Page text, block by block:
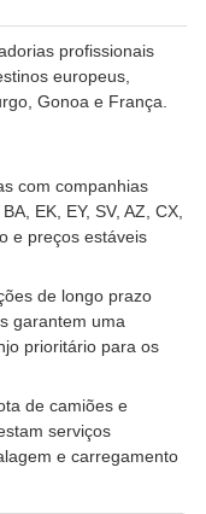
profissionais
europeus,
Gonoa e França.
com companhias
EK, EY, SV, AZ, CX,
e preços estáveis
de longo prazo
garantem uma
prioritário para os
de camiões e
serviços
e carregamento